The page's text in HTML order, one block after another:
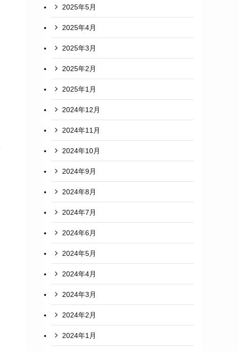
2025年5月
2025年4月
2025年3月
2025年2月
2025年1月
2024年12月
2024年11月
2024年10月
2024年9月
2024年8月
2024年7月
2024年6月
2024年5月
2024年4月
2024年3月
2024年2月
2024年1月